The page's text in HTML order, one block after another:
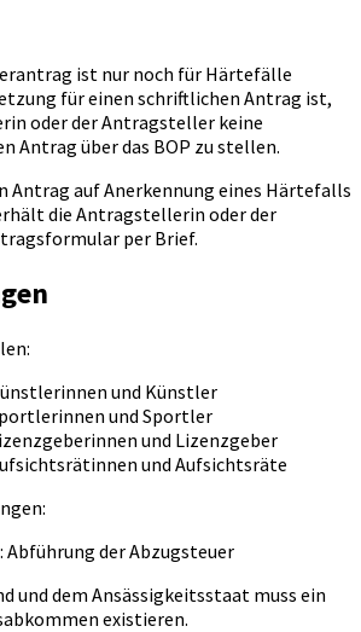
ist nur noch für Härtefälle
für einen schriftlichen Antrag ist,
oder der Antragsteller keine
Antrag über das BOP zu stellen.
Antrag auf Anerkennung eines Härtefalls
die Antragstellerin oder der
per Brief.
und Künstler
und Sportler
und Lizenzgeber
und Aufsichtsräte
der Abzugsteuer
und dem Ansässigkeitsstaat muss ein
existieren.